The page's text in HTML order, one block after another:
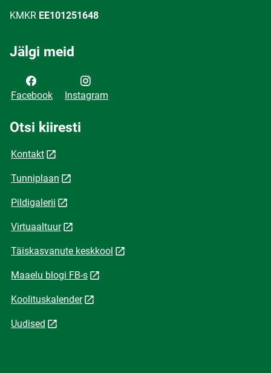
KMKR EE101251648
Jälgi meid
Facebook Instagram
Otsi kiiresti
Kontakt
Tunniplaan
Pildigalerii
Virtuaaltuur
Täiskasvanute keskkool
Maaelu blogi FB-s
Koolituskalender
Uudised